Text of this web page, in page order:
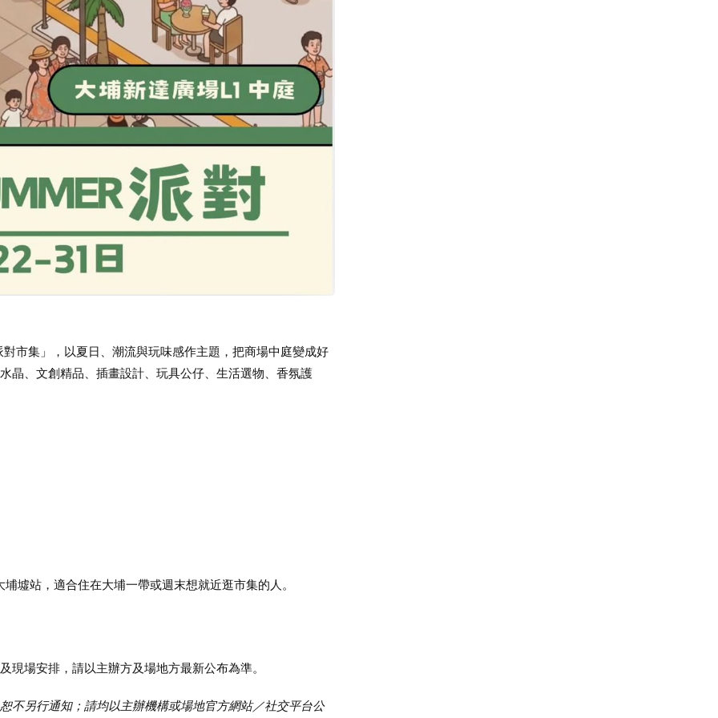
市集」，以夏日、潮流與玩味感作主題，把商場中庭變成好
晶、文創精品、插畫設計、玩具公仔、生活選物、香氛護
墟站，適合住在大埔一帶或週末想就近逛市集的人。
場安排，請以主辦方及場地方最新公布為準。
不另行通知；請均以主辦機構或場地官方網站／社交平台公